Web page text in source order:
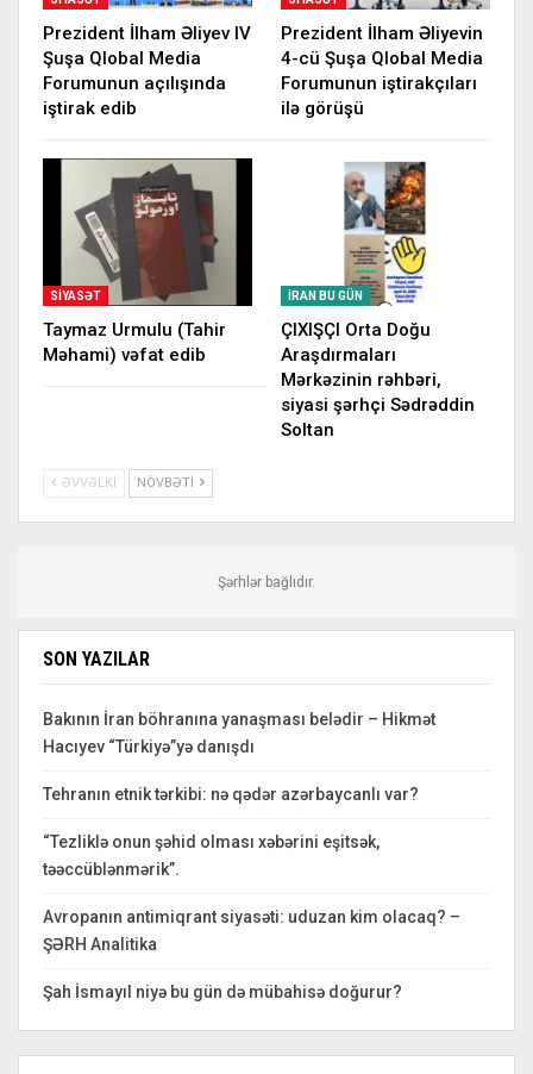
Prezident İlham Əliyev IV
Şuşa Qlobal Media
Forumunun açılışında
iştirak edib
Prezident İlham Əliyevin
4-cü Şuşa Qlobal Media
Forumunun iştirakçıları
ilə görüşü
SIYASƏT
Taymaz Urmulu (Tahir
Məhami) vəfat edib
İRAN BU GÜN
ÇIXIŞÇI Orta Doğu
Araşdırmaları
Mərkəzinin rəhbəri,
siyasi şərhçi Sədrəddin
Soltan
ƏVVƏLKI NÖVBƏTI
Şərhlər bağlıdır.
SON YAZILAR
Bakının İran böhranına yanaşması belədir – Hikmət
Hacıyev “Türkiyə”yə danışdı
Tehranın etnik tərkibi: nə qədər azərbaycanlı var?
“Tezliklə onun şəhid olması xəbərini eşitsək,
təəccüblənmərik”.
Avropanın antimiqrant siyasəti: uduzan kim olacaq? –
ŞƏRH Analitika
Şah İsmayıl niyə bu gün də mübahisə doğurur?